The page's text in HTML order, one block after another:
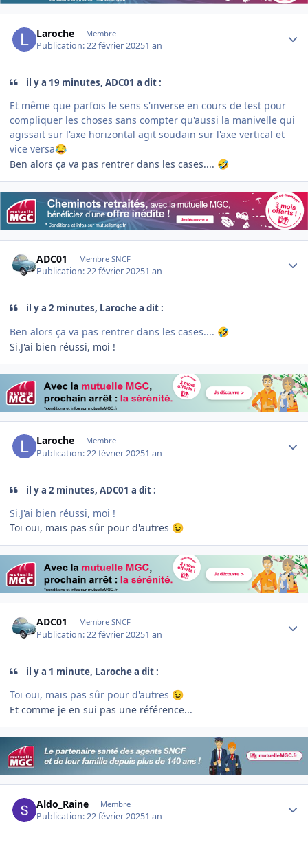
Laroche Membre
Publication:22 février 20251 an
il y a 19 minutes, ADC01 a dit :
Et même que parfois le sens s'inverse en cours de test pour
compliquer les choses sans compter qu'aussi la manivelle qui
agissait sur l'axe horizontal agit soudain sur l'axe vertical et
vice versa😂
Ben alors ça va pas rentrer dans les cases.... 🤣
ADC01 Membre SNCF
Publication:22 février 20251 an
il y a 2 minutes, Laroche a dit :
Ben alors ça va pas rentrer dans les cases.... 🤣
Si.J'ai bien réussi, moi !
Laroche Membre
Publication:22 février 20251 an
il y a 2 minutes, ADC01 a dit :
Si.J'ai bien réussi, moi !
Toi oui, mais pas sûr pour d'autres 😉
ADC01 Membre SNCF
Publication:22 février 20251 an
il y a 1 minute, Laroche a dit :
Toi oui, mais pas sûr pour d'autres 😉
Et comme je en sui pas une référence...
Aldo_Raine Membre
Publication:22 février 20251 an